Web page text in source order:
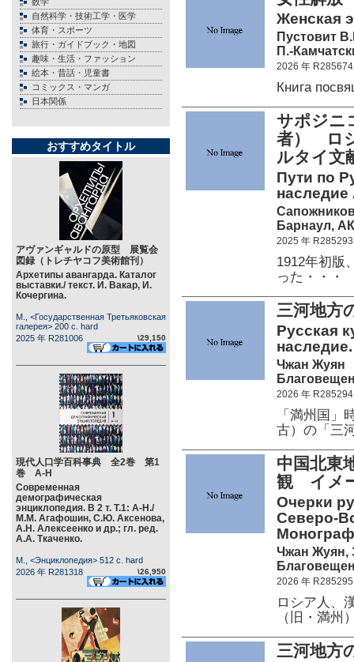
自然科学・技術工学・医学
体育・スポーツ
旅行・ガイドブック・地図
趣味・生活・ファッション
絵本・昔話・児童書
コミックス・マンガ
日本関係
おすすめタイトル
アヴァンギャルドの原型 展覧会
図録（トレチヤコフ美術館刊）
Архетипы авангарда. Каталог
выставки./ текст. И. Вакар, И.
Кочергина.
М., <Государственная Третьяковская
галерея> 200 c. hard
2025 年 R281006
\29,150
現代人口学百科事典 全2巻 第1
巻 А-Н
Современная
демографическая
энциклопедия. В 2 т. Т.1: А-Н./
М.М. Агафошин, С.Ю. Аксенова,
А.Н. Алексеенко и др.; гл. ред.
А.А. Ткаченко.
М., <Энциклопедия> 512 c. hard
2026 年 R281318
\26,950
Женская
Пустовит
П.-
2026 年 R285674
Книга
サポジニ
者） ロ
ルタイ文
Пути по
наследие
Барнаул,
2025 年 R285293
1912年初版
った・・・
三河地方
Русская
наследие.
Чжан Жуян
2026 年 R285294
「満州国
古）の「三
中国北東
観 イメ
Очерки
Северо-
Чжан Жуян,
2026 年 R285295
ロシア人、
（旧・満州
三河地方